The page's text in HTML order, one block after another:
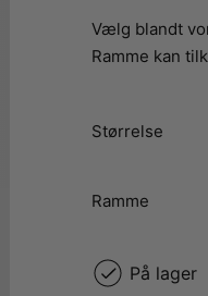
Vælg blandt
Ramme kan
Størrelse
Ramme
På lager